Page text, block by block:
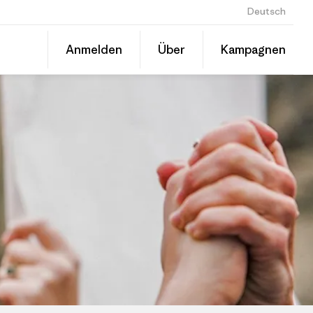
Deutsch
Anmelden Über KampagnenDiesen
Beitrag